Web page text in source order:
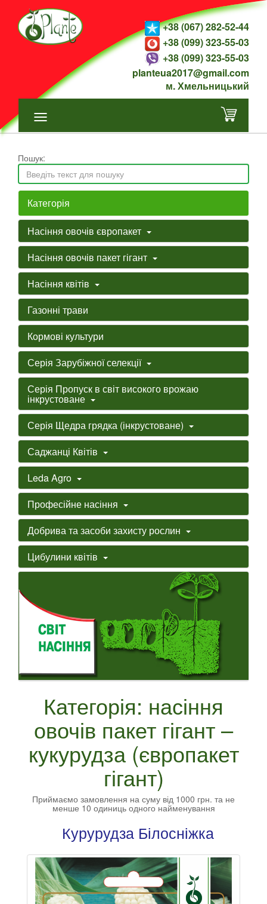
+38 (067) 282-52-44
+38 (099) 323-55-03
+38 (099) 323-55-03
planteua2017@gmail.com
м. Хмельницький
Пошук:
Категорія
Насіння овочів європакет
Насіння овочів пакет гігант
Насіння квітів
Газонні трави
Кормові культури
Серія Зарубіжної селекції
Серія Пропуск в світ високого врожаю
інкрустоване
Серія Щедра грядка (інкрустоване)
Саджанці Квітів
Leda Agro
Професійне насіння
Добрива та засоби захисту рослин
Цибулини квітів
Категорія: насіння
овочів пакет гігант –
кукурудза (європакет
гігант)
Приймаємо замовлення на суму від 1000 грн. та не
менше 10 одиниць одного найменування
Курурудза Білосніжка